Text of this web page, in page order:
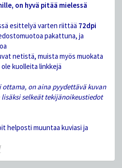
on hyvä pitää mielessä
esittelyä varten riittää 72dpi
pakattuna, ja
netistä, muista myös muokata
kuolleita linkkejä
ottama, on aina pyydettävä kuvan
selkeät tekijänoikeustiedot
helposti muuntaa kuviasi ja